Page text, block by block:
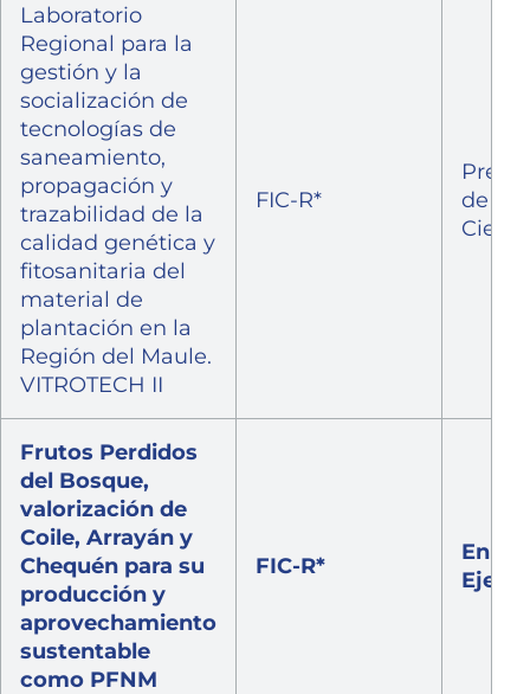
Laboratorio
Regional para la
gestión y la
socialización de
tecnologías de
saneamiento,
propagación y
trazabilidad de la
calidad genética y
fitosanitaria del
material de
plantación en la
Región del Maule.
VITROTECH II
FIC-R*
de
Cierre
Frutos Perdidos
del Bosque,
valorización de
Coile, Arrayán y
Chequén para su
producción y
aprovechamiento
sustentable
como PFNM
FIC-R*
En